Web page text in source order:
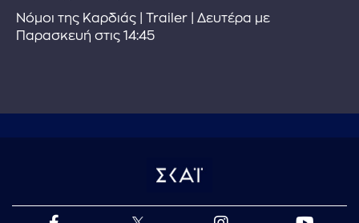
Νόμοι της Καρδιάς | Trailer | Δευτέρα με
Παρασκευή στις 14:45